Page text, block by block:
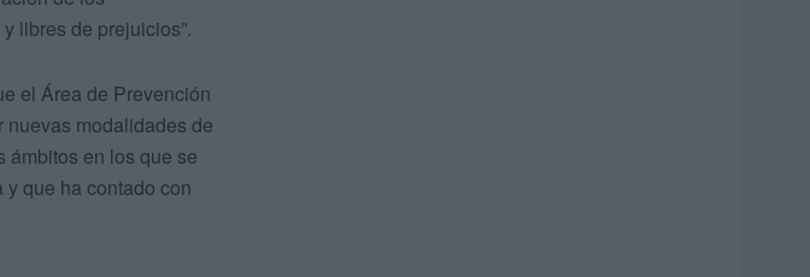
libres de prejuicios”.
el Área de Prevención
nuevas modalidades de
ámbitos en los que se
que ha contado con